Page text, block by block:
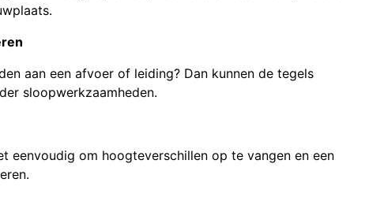
aan een afvoer of leiding? Dan kunnen de tegels
sloopwerkzaamheden.
eenvoudig om hoogteverschillen op te vangen en een